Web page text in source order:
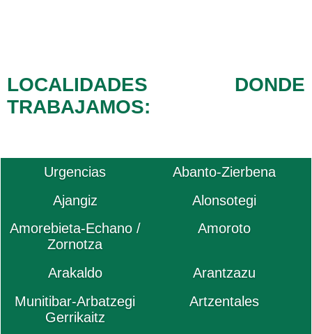
LOCALIDADES DONDE
TRABAJAMOS:
Urgencias
Abanto-Zierbena
Ajangiz
Alonsotegi
Amorebieta-Echano /
Zornotza
Amoroto
Arakaldo
Arantzazu
Munitibar-Arbatzegi
Gerrikaitz
Artzentales